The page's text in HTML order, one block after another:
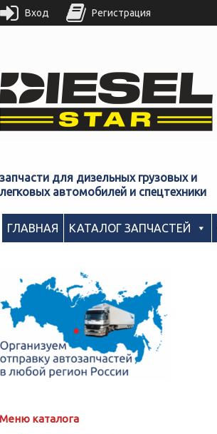
запчасти для дизельных грузовых и
легковых автомобилей и спецтехники
ГЛАВНАЯ КАТАЛОГ ЗАПЧАСТЕЙ
Меню каталога
Вход Регистрация